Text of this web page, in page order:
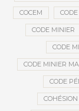
COCEM
CODE MINIER
CODE
CODE MINIER
CODE